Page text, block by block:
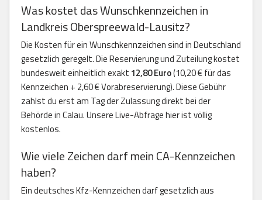
Was kostet das Wunschkennzeichen in
Landkreis Oberspreewald-Lausitz?
Die Kosten für ein Wunschkennzeichen sind in Deutschland
gesetzlich geregelt. Die Reservierung und Zuteilung kostet
bundesweit einheitlich exakt 12,80 Euro(10,20 € für das
Kennzeichen + 2,60 € Vorabreservierung). Diese Gebühr
zahlst du erst am Tag der Zulassung direkt bei der
Behörde in Calau. Unsere Live-Abfrage hier ist völlig
kostenlos.
Wie viele Zeichen darf mein CA-Kennzeichen
haben?
Ein deutsches Kfz-Kennzeichen darf gesetzlich aus